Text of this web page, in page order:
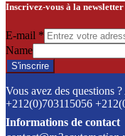
Inscrivez-vous à la newsletter
E-mail *
Name
S'inscrire
Vous avez des questions
+212(0)703115056
Informations de contact